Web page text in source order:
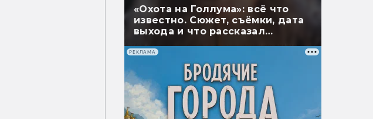
«Охота на Голлума»: всё что
известно. Сюжет, съёмки, дата
выхода и что рассказал
РЕКЛАМА